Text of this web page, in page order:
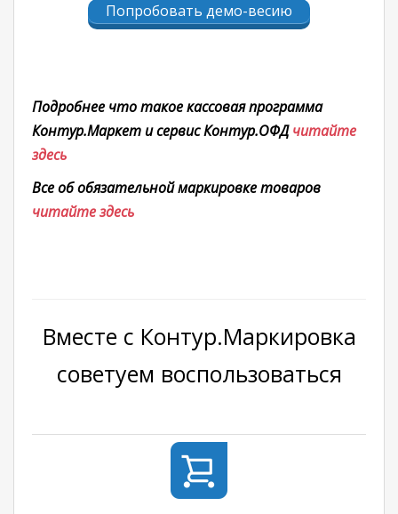
Попробовать демо-весию
Подробнее что такое кассовая программа
Контур.Маркет и сервис Контур.ОФДчитайте
здесь
Все об обязательной маркировке товаров
читайте здесь
Вместе c Контур.Маркировка
советуем воспользоваться